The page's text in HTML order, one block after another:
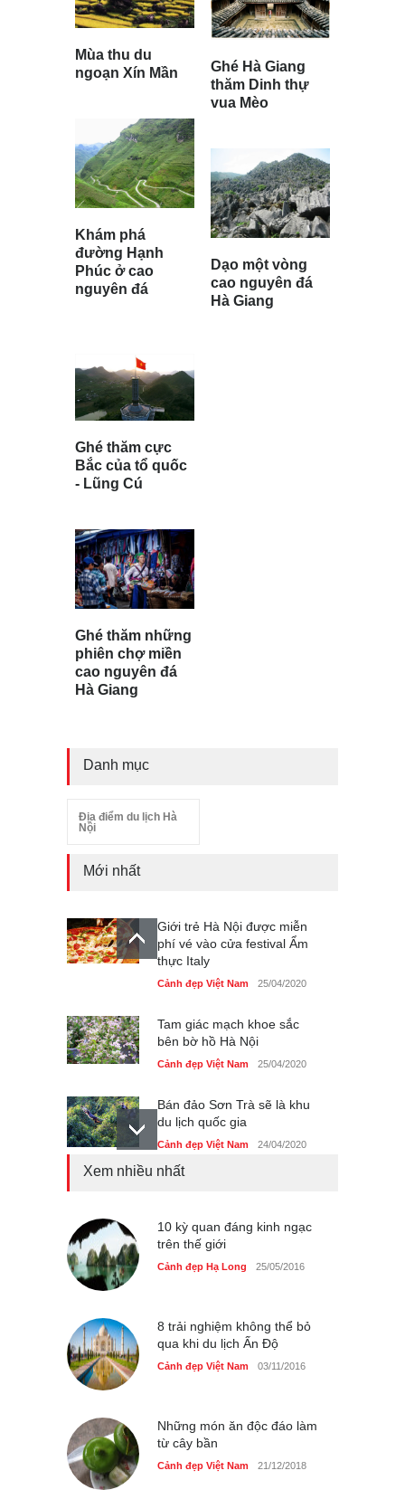
Mùa thu du
ngoạn Xín Mần
Khám phá
đường Hạnh
Phúc ở cao
nguyên đá
Ghé Hà Giang
thăm Dinh thự
vua Mèo
Dạo một vòng
cao nguyên đá
Hà Giang
Ghé thăm cực
Bắc của tổ quốc
- Lũng Cú
Ghé thăm những
phiên chợ miền
cao nguyên đá
Hà Giang
Danh mục
Địa điểm du lịch Hà
Nội
Mới nhất
Giới trẻ Hà Nội được miễn
phí vé vào cửa festival Ẩm
thực Italy
Cảnh đẹp Việt Nam 25/04/2020
Tam giác mạch khoe sắc
bên bờ hồ Hà Nội
Cảnh đẹp Việt Nam 25/04/2020
Bán đảo Sơn Trà sẽ là khu
du lịch quốc gia
Cảnh đẹp Việt Nam 24/04/2020
Cảnh đẹp Việt Nam 25/04/2020
Nhiều hoạt động tôn vinh
Xem nhiều nhất
10 kỳ quan đáng kinh ngạc
trên thế giới
Cảnh đẹp Hạ Long 25/05/2016
8 trải nghiệm không thể bỏ
qua khi du lịch Ấn Độ
Cảnh đẹp Việt Nam 03/11/2016
Những món ăn độc đáo làm
từ cây bần
Cảnh đẹp Việt Nam 21/12/2018